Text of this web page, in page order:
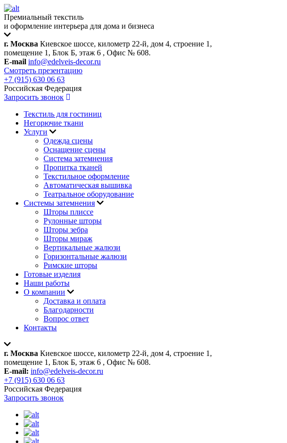
Премиальный текстиль
и оформление интерьера для дома и бизнеса
г. Москва Киевское шоссе, километр 22-й, дом 4, строение 1,
помещение 1, Блок Б, этаж 6 , Офис № 608.
E-mail info@edelveis-decor.ru
Смотреть презентацию
+7 (915) 630 06 63
Российская Федерация
Запросить звонок
Текстиль для гостиниц
Негорючие ткани
Услуги
Одежда сцены
Оснащение сцены
Система затемнения
Пропитка тканей
Текстильное оформление
Автоматическая вышивка
Театральное оборудование
Системы затемнения
Шторы плиссе
Рулонные шторы
Шторы зебра
Шторы мираж
Вертикальные жалюзи
Горизонтальные жалюзи
Римские шторы
Готовые изделия
Наши работы
О компании
Доставка и оплата
Благодарности
Вопрос ответ
Контакты
г. Москва Киевское шоссе, километр 22-й, дом 4, строение 1,
помещение 1, Блок Б, этаж 6 , Офис № 608.
E-mail: info@edelveis-decor.ru
+7 (915) 630 06 63
Российская Федерация
Запросить звонок